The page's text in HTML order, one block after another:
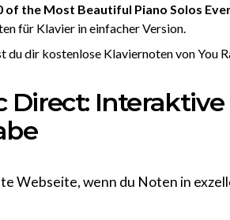
of the Most Beautiful Piano Solos
für Klavier in einfacher Version.
du dir kostenlose Klaviernoten von You
Direct: Interaktive
Webseite, wenn du Noten in